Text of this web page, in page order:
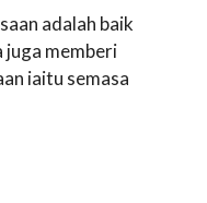
adalah baik
juga memberi
iaitu semasa